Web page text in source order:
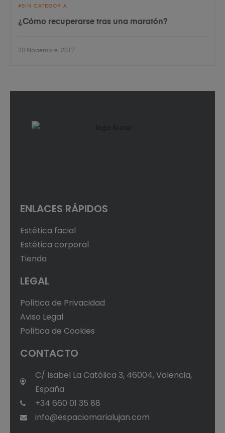
SIN CATEGORÍA
¿Cómo recuperarse tras una maratón?
20 Noviembre, 2017
ENLACES RÁPIDOS
Estética facial
Estética corporal
Tienda
LEGAL
Política de Privacidad
Aviso Legal
Política de Cookies
CONTACTO
C/ Isabel La Católica 3, 46004, Valencia,
España
+34 660 01 35 88
info@espaciomarialujan.com